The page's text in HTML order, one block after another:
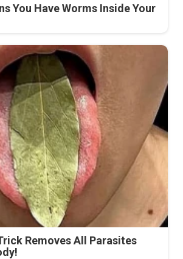
You Have Worms Inside Your
Removes All Parasites